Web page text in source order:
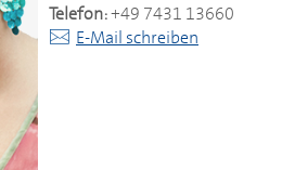
Telefon:+49 7431 13660
E-Mail schreiben